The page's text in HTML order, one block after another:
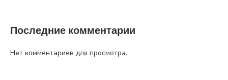
Последние комментарии
Нет комментариев для просмотра.